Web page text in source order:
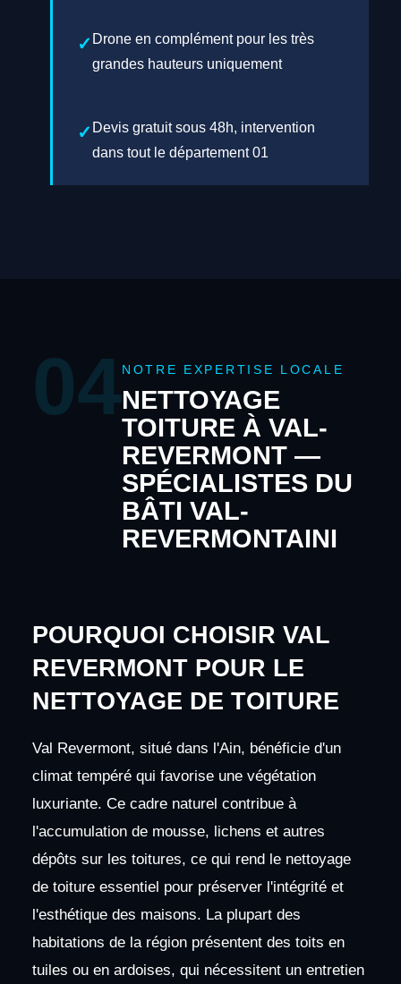
Drone en complément pour les très
grandes hauteurs uniquement
Devis gratuit sous 48h, intervention
dans tout le département 01
04NOTRE EXPERTISE LOCALE
NETTOYAGE
TOITURE À VAL-
REVERMONT —
SPÉCIALISTES DU
BÂTI VAL-
REVERMONTAINI
POURQUOI CHOISIR VAL
REVERMONT POUR LE
NETTOYAGE DE TOITURE
Val Revermont, situé dans l'Ain, bénéficie d'un
climat tempéré qui favorise une végétation
luxuriante. Ce cadre naturel contribue à
l'accumulation de mousse, lichens et autres
dépôts sur les toitures, ce qui rend le nettoyage
de toiture essentiel pour préserver l'intégrité et
l'esthétique des maisons. La plupart des
habitations de la région présentent des toits en
tuiles ou en ardoises, qui nécessitent un entretien